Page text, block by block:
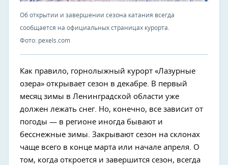
Об открытии и завершении сезона катания всегда
сообщается на официальных страницах курорта.
Фото: pexels.com
Как правило, горнолыжный курорт «Лазурные
озера» открывает сезон в декабре. В первый
месяц зимы в Ленинградской области уже
должен лежать снег. Но, конечно, все зависит от
погоды — в регионе иногда бывают и
бесснежные зимы. Закрывают сезон на склонах
чаще всего в конце марта или начале апреля. О
том, когда откроется и завершится сезон, всегда